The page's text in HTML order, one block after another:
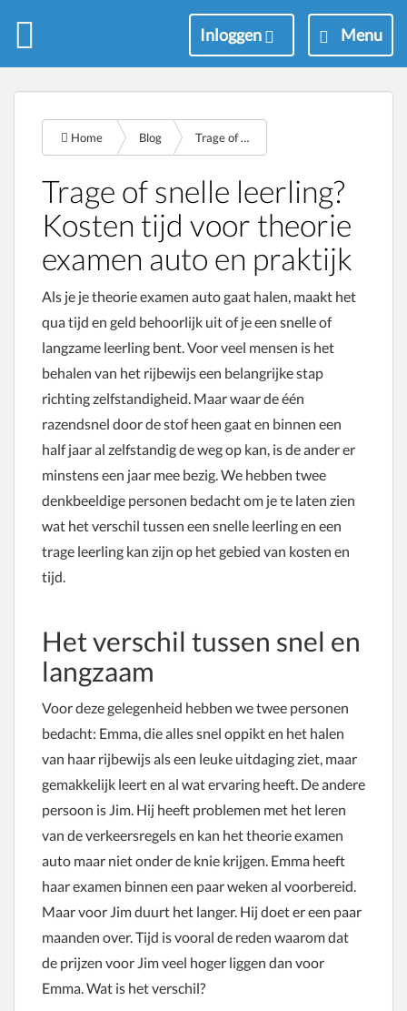
M
e
Menu
Inloggen
Home Blog Trage of snelle leering kosten auto examens
Trage of snelle leerling?
Kosten tijd voor theorie
examen auto en praktijk
Als je je theorie examen auto gaat halen, maakt het
qua tijd en geld behoorlijk uit of je een snelle of
langzame leerling bent. Voor veel mensen is het
behalen van het rijbewijs een belangrijke stap
richting zelfstandigheid. Maar waar de één
razendsnel door de stof heen gaat en binnen een
half jaar al zelfstandig de weg op kan, is de ander er
minstens een jaar mee bezig. We hebben twee
denkbeeldige personen bedacht om je te laten zien
wat het verschil tussen een snelle leerling en een
trage leerling kan zijn op het gebied van kosten en
tijd.
Het verschil tussen snel en
langzaam
Voor deze gelegenheid hebben we twee personen
bedacht: Emma, die alles snel oppikt en het halen
van haar rijbewijs als een leuke uitdaging ziet, maar
gemakkelijk leert en al wat ervaring heeft. De andere
persoon is Jim. Hij heeft problemen met het leren
van de verkeersregels en kan het theorie examen
auto maar niet onder de knie krijgen. Emma heeft
haar examen binnen een paar weken al voorbereid.
Maar voor Jim duurt het langer. Hij doet er een paar
maanden over. Tijd is vooral de reden waarom dat
de prijzen voor Jim veel hoger liggen dan voor
Emma. Wat is het verschil?